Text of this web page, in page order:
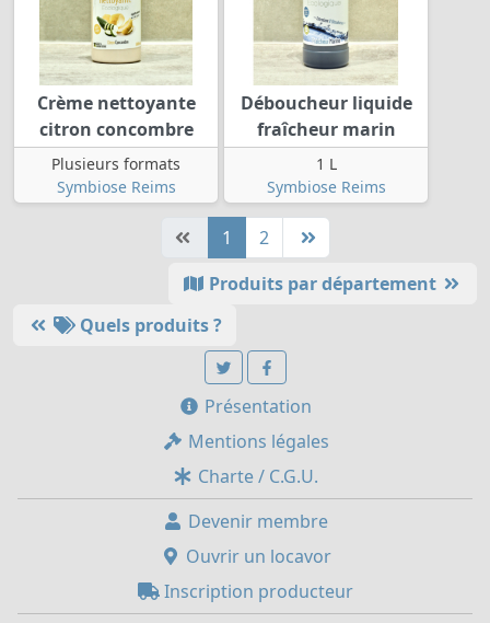
Crème nettoyante
citron concombre
Plusieurs formats
Symbiose Reims
Déboucheur liquide
fraîcheur marin
1 L
Symbiose Reims
1
2
Produits par département
Quels produits ?
Présentation
Mentions légales
Charte / C.G.U.
Devenir membre
Ouvrir un locavor
Inscription producteur